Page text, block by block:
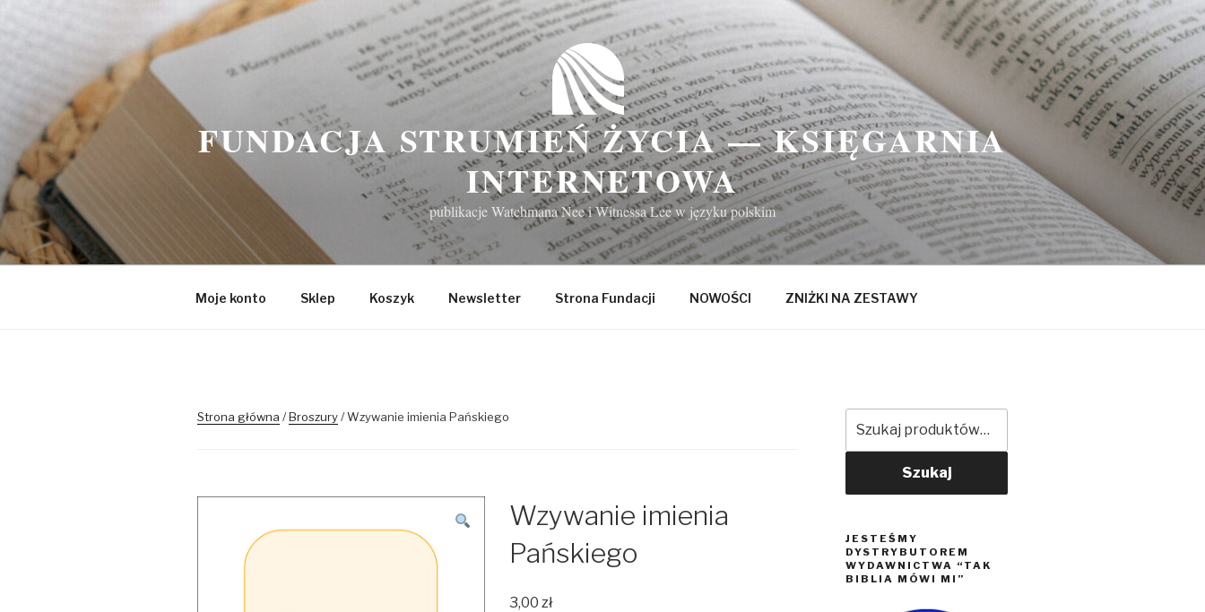
FUNDACJA STRUMIEŃ ŻYCIA — KSIĘGARNIA
INTERNETOWA
publikacje Watchmana Nee i Witnessa Lee w języku polskim
Moje konto Sklep Koszyk Newsletter Strona Fundacji NOWOŚCI ZNIŻKI NA ZESTAWY
Strona główna /Broszury/ Wzywanie imienia Pańskiego
Wzywanie imienia
Pańskiego
3,00 zł
Szukaj
JESTEŚMY
DYSTRYBUTOREM
WYDAWNICTWA “TAK
BIBLIA MÓWI MI”